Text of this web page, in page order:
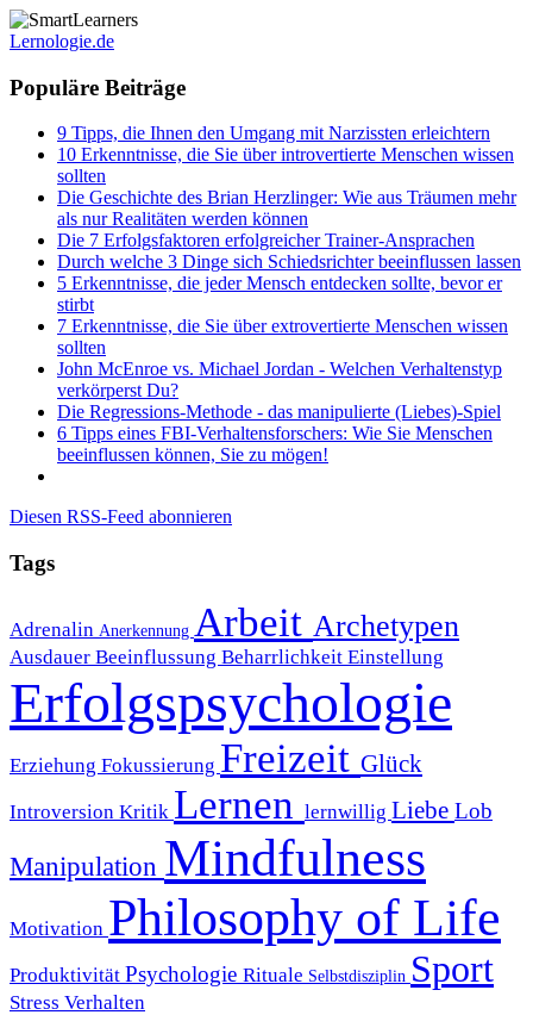
Lernologie.de
Populäre Beiträge
9 Tipps, die Ihnen den Umgang mit Narzissten erleichtern
10 Erkenntnisse, die Sie über introvertierte Menschen wissen
sollten
Die Geschichte des Brian Herzlinger: Wie aus Träumen mehr
als nur Realitäten werden können
Die 7 Erfolgsfaktoren erfolgreicher Trainer-Ansprachen
Durch welche 3 Dinge sich Schiedsrichter beeinflussen lassen
5 Erkenntnisse, die jeder Mensch entdecken sollte, bevor er
stirbt
7 Erkenntnisse, die Sie über extrovertierte Menschen wissen
sollten
John McEnroe vs. Michael Jordan - Welchen Verhaltenstyp
verkörperst Du?
Die Regressions-Methode - das manipulierte (Liebes)-Spiel
6 Tipps eines FBI-Verhaltensforschers: Wie Sie Menschen
beeinflussen können, Sie zu mögen!
Diesen RSS-Feed abonnieren
Tags
Adrenalin Anerkennung Arbeit Archetypen
Ausdauer Beeinflussung Beharrlichkeit Einstellung
Erfolgspsychologie
Erziehung Fokussierung Freizeit Glück
Introversion Kritik Lernen lernwillig Liebe Lob
Manipulation Mindfulness
Motivation Philosophy of Life
Produktivität Psychologie Rituale Selbstdisziplin Sport
Stress Verhalten